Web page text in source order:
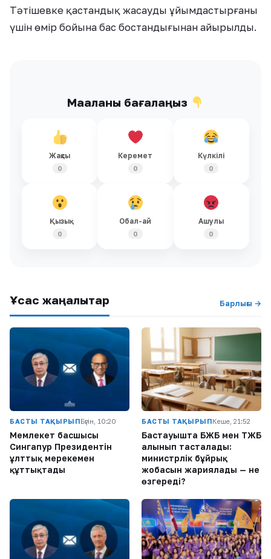
Тәтішевке қастандық жасауды ұйымдастырғаны
үшін өмір бойына бас бостандығынан айырылды.
Мақаланы бағалаңыз
Жақсы
0
Керемет
0
Күлкілі
0
Қызық
0
Обал-ай
0
Ашулы
0
Ұқсас жаңалықтар Барлығы →
БАСТЫ ТАҚЫРЫПБүгін, 10:20
Мемлекет басшысы
Сингапур Президентін
ұлттық мерекемен
құттықтады
БАСТЫ ТАҚЫРЫПКеше, 21:52
Бастауышта БЖБ мен ТЖБ
алынып тасталады:
министрлік бұйрық
жобасын жариялады — не
өзгереді?